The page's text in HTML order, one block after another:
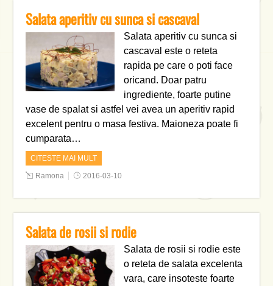
Salata aperitiv cu sunca si cascaval
Salata aperitiv cu sunca si
cascaval este o reteta
rapida pe care o poti face
oricand. Doar patru
ingrediente, foarte putine
vase de spalat si astfel vei avea un aperitiv rapid
excelent pentru o masa festiva. Maioneza poate fi
cumparata…
CITESTE MAI MULT
Ramona 2016-03-10
Salata de rosii si rodie
Salata de rosii si rodie este
o reteta de salata excelenta
vara, care insoteste foarte